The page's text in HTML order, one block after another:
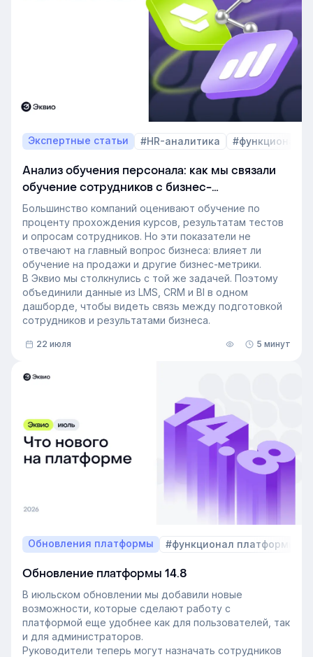
также на критерии выбора LMS.
В этой статье разбираем, почему это происходит и
как эти изменения повлияют на корпоративное
обучение в ближайшие годы. Материал подготовлен
на основе интервью коммерческого директора
Эквио Леонида Бутакова для подкаста HR4People.
Экспертные статьи #HR-аналитика #функционал
Анализ обучения персонала: как мы связали
обучение сотрудников с бизнес-
показателями
Большинство компаний оценивают обучение по
проценту прохождения курсов, результатам тестов
и опросам сотрудников. Но эти показатели не
отвечают на главный вопрос бизнеса: влияет ли
обучение на продажи и другие бизнес-метрики.
В Эквио мы столкнулись с той же задачей. Поэтому
объединили данные из LMS, CRM и BI в одном
дашборде, чтобы видеть связь между подготовкой
сотрудников и результатами бизнеса.
22 июля 5 минут
Обновления платформы #функционал платформы
Обновление платформы 14.8
В июльском обновлении мы добавили новые
возможности, которые сделают работу с
платформой еще удобнее как для пользователей, так
и для администраторов.
Руководители теперь могут назначать сотрудников